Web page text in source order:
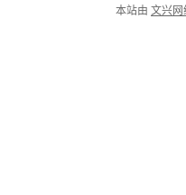
本站由 文兴网